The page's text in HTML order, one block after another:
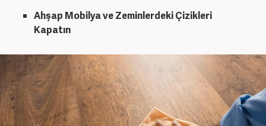
Ahşap Mobilya ve Zeminlerdeki Çizikleri
Kapatın